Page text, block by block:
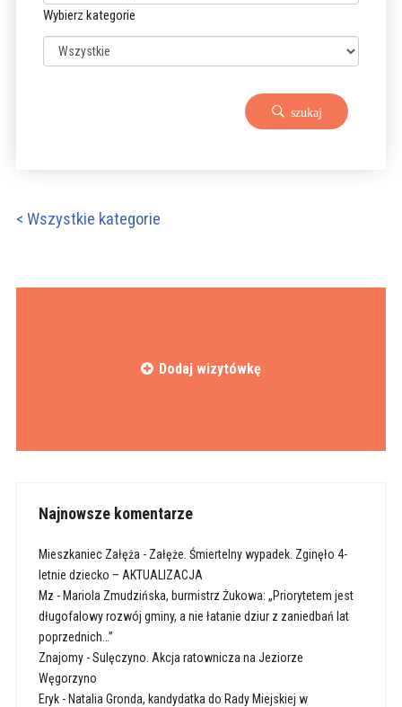
Wybierz kategorie
szukaj
< Wszystkie kategorie
Dodaj wizytówkę
Najnowsze komentarze
Mieszkaniec Załęża - Załęże. Śmiertelny wypadek. Zginęło 4-
letnie dziecko – AKTUALIZACJA
Mz - Mariola Zmudzińska, burmistrz Żukowa: „Priorytetem jest
długofalowy rozwój gminy, a nie łatanie dziur z zaniedbań lat
poprzednich…”
Znajomy-Sulęczyno. Akcja ratownicza na Jeziorze
Węgorzyno
Eryk- Natalia Gronda, kandydatka do Rady Miejskiej w